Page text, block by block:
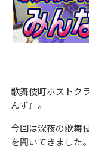
歌舞伎町ホストク
んず』。
今回は深夜の歌舞
を聞いてきました。